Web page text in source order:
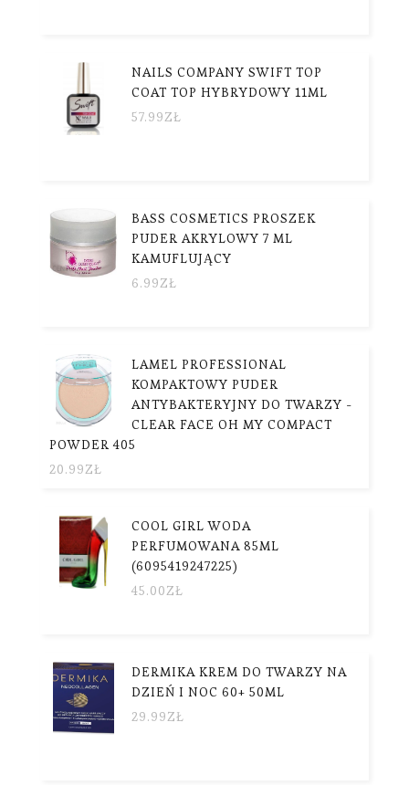
NAILS COMPANY SWIFT TOP
COAT TOP HYBRYDOWY 11ML
57.99ZŁ
BASS COSMETICS PROSZEK
PUDER AKRYLOWY 7 ML
KAMUFLUJĄCY
6.99ZŁ
LAMEL PROFESSIONAL
KOMPAKTOWY PUDER
ANTYBAKTERYJNY DO TWARZY -
CLEAR FACE OH MY COMPACT
POWDER 405
20.99ZŁ
COOL GIRL WODA
PERFUMOWANA 85ML
(6095419247225)
45.00ZŁ
DERMIKA KREM DO TWARZY NA
DZIEŃ I NOC 60+ 50ML
29.99ZŁ